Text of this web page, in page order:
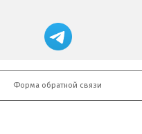
Professional
загрузить
Play
Магазин
профессиональной
Professional
и
Интернет-
Форма обратной связи